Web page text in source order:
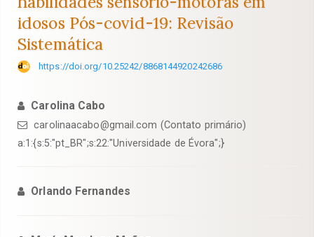
Lateral
idosos Pós-covid-19: Revisão
Sistemática
https://doi.org/10.25242/8868144920242686
Carolina Cabo
carolinaacabo@gmail.com (Contato primário)
a:1:{s:5:"pt_BR";s:22:"Universidade de Évora";}
Orlando Fernandes